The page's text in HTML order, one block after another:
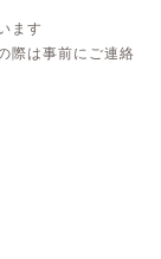
ます
際は事前にご連絡